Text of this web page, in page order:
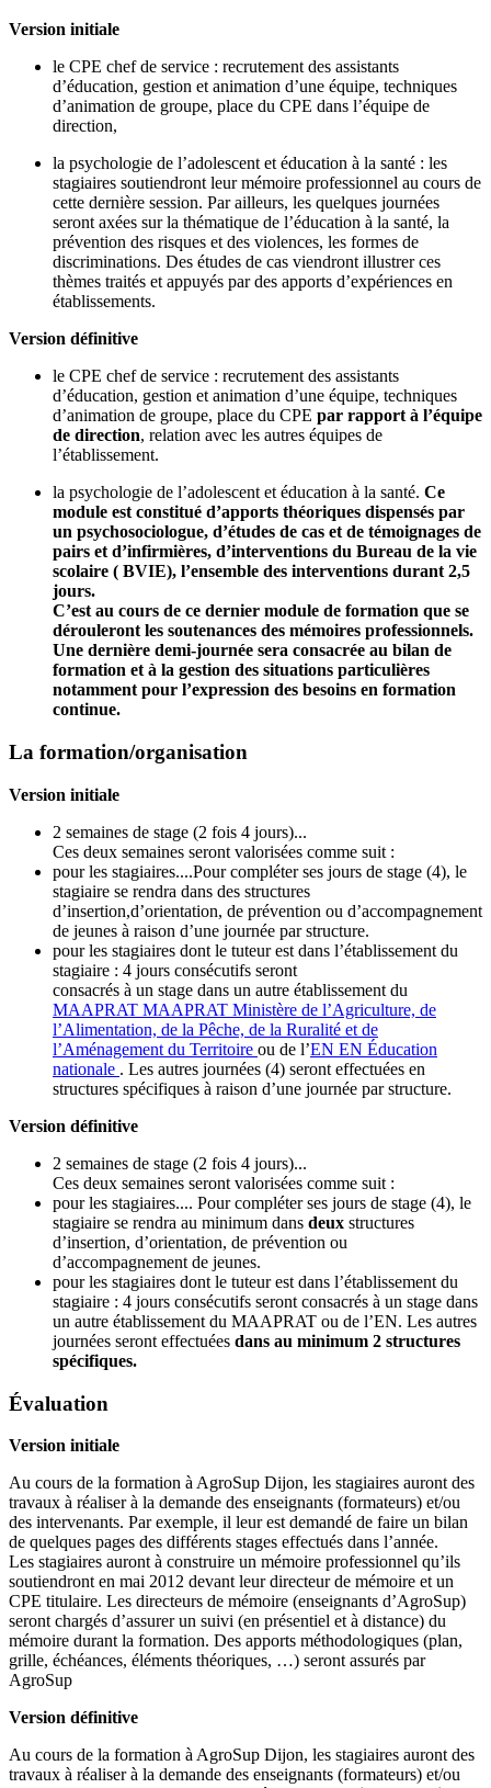
Version initiale
le CPE chef de service : recrutement des assistants
d’éducation, gestion et animation d’une équipe, techniques
d’animation de groupe, place du CPE dans l’équipe de
direction,
la psychologie de l’adolescent et éducation à la santé : les
stagiaires soutiendront leur mémoire professionnel au cours de
cette dernière session. Par ailleurs, les quelques journées
seront axées sur la thématique de l’éducation à la santé, la
prévention des risques et des violences, les formes de
discriminations. Des études de cas viendront illustrer ces
thèmes traités et appuyés par des apports d’expériences en
établissements.
Version définitive
le CPE chef de service : recrutement des assistants
d’éducation, gestion et animation d’une équipe, techniques
d’animation de groupe, place du CPE par rapport à l’équipe
de direction, relation avec les autres équipes de
l’établissement.
la psychologie de l’adolescent et éducation à la santé. Ce
module est constitué d’apports théoriques dispensés par
un psychosociologue, d’études de cas et de témoignages de
pairs et d’infirmières, d’interventions du Bureau de la vie
scolaire ( BVIE), l’ensemble des interventions durant 2,5
jours.
C’est au cours de ce dernier module de formation que se
dérouleront les soutenances des mémoires professionnels.
Une dernière demi-journée sera consacrée au bilan de
formation et à la gestion des situations particulières
notamment pour l’expression des besoins en formation
continue.
La formation/organisation
Version initiale
2 semaines de stage (2 fois 4 jours)...
Ces deux semaines seront valorisées comme suit :
pour les stagiaires....Pour compléter ses jours de stage (4), le
stagiaire se rendra dans des structures
d’insertion,d’orientation, de prévention ou d’accompagnement
de jeunes à raison d’une journée par structure.
pour les stagiaires dont le tuteur est dans l’établissement du
stagiaire : 4 jours consécutifs seront
consacrés à un stage dans un autre établissement du
MAAPRAT MAAPRAT Ministère de l’Agriculture, de
l’Alimentation, de la Pêche, de la Ruralité et de
l’Aménagement du Territoire ou de l’EN EN Éducation
nationale . Les autres journées (4) seront effectuées en
structures spécifiques à raison d’une journée par structure.
Version définitive
2 semaines de stage (2 fois 4 jours)...
Ces deux semaines seront valorisées comme suit :
pour les stagiaires.... Pour compléter ses jours de stage (4), le
stagiaire se rendra au minimum dans deux structures
d’insertion, d’orientation, de prévention ou
d’accompagnement de jeunes.
pour les stagiaires dont le tuteur est dans l’établissement du
stagiaire : 4 jours consécutifs seront consacrés à un stage dans
un autre établissement du MAAPRAT ou de l’EN. Les autres
journées seront effectuées dans au minimum 2 structures
spécifiques.
Évaluation
Version initiale
Au cours de la formation à AgroSup Dijon, les stagiaires auront des
travaux à réaliser à la demande des enseignants (formateurs) et/ou
des intervenants. Par exemple, il leur est demandé de faire un bilan
de quelques pages des différents stages effectués dans l’année.
Les stagiaires auront à construire un mémoire professionnel qu’ils
soutiendront en mai 2012 devant leur directeur de mémoire et un
CPE titulaire. Les directeurs de mémoire (enseignants d’AgroSup)
seront chargés d’assurer un suivi (en présentiel et à distance) du
mémoire durant la formation. Des apports méthodologiques (plan,
grille, échéances, éléments théoriques, …) seront assurés par
AgroSup
Version définitive
Au cours de la formation à AgroSup Dijon, les stagiaires auront des
travaux à réaliser à la demande des enseignants (formateurs) et/ou